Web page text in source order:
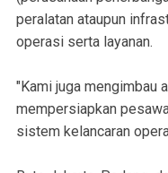
peralatan ataupun
operasi serta layanan.
"Kami juga mengimbau
mempersiapkan
sistem kelancaran